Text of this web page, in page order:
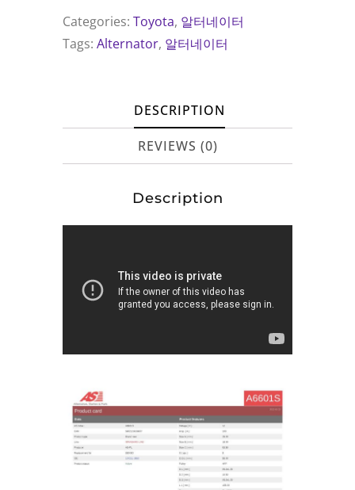
터
네
(TOYOTA
Categories: Toyota, 알터네이터
Tags: Alternator, 알터네이터
DESCRIPTION
REVIEWS (0)
Description